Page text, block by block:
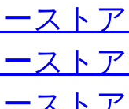
スト
スト